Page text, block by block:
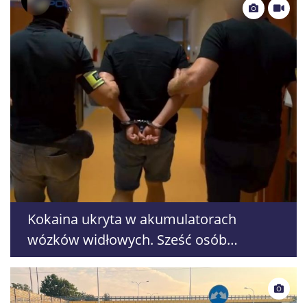
Kokaina ukryta w akumulatorach
wózków widłowych. Sześć osób
zatrzymanych w pięciu województwach